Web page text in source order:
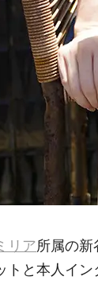
リア所属の新
トと本人イン